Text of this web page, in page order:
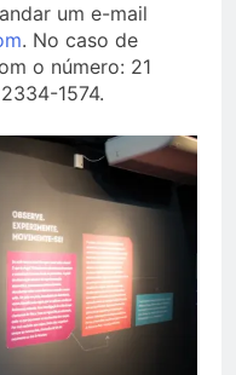
um e-mail
. No caso de
o número: 21
1574.